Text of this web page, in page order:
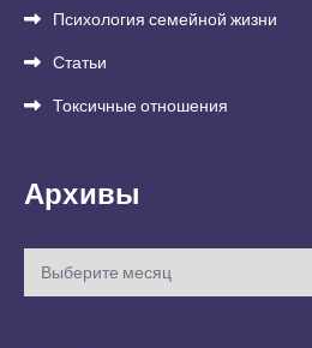
Психология семейной жизни
Статьи
Токсичные отношения
Архивы
Архивы